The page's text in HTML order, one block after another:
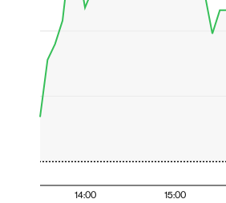
14:00 15:00